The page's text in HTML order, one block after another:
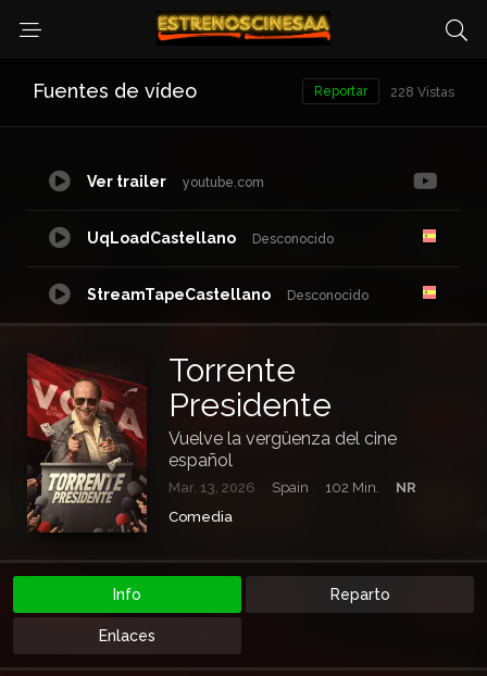
Fuentes de vídeo 228 Vistas
Reportar
Ver trailer youtube.com
UqLoadCastellano Desconocido
StreamTapeCastellano Desconocido
DoodStreamCastellano playmogo.com
Torrente
Presidente
Vuelve la vergüenza del cine
español
Mar. 13, 2026 Spain 102 Min.
NR
Comedia
Info Reparto
Enlaces